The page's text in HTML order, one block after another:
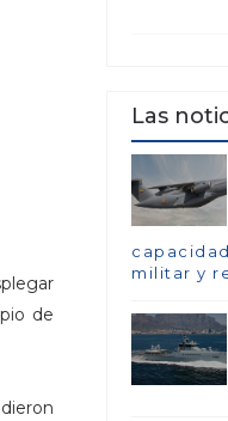
de
Las
militar y